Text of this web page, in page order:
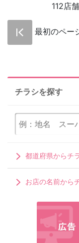
112店
最初のペー
チラシを探す
都道府県からチ
お店の名前から